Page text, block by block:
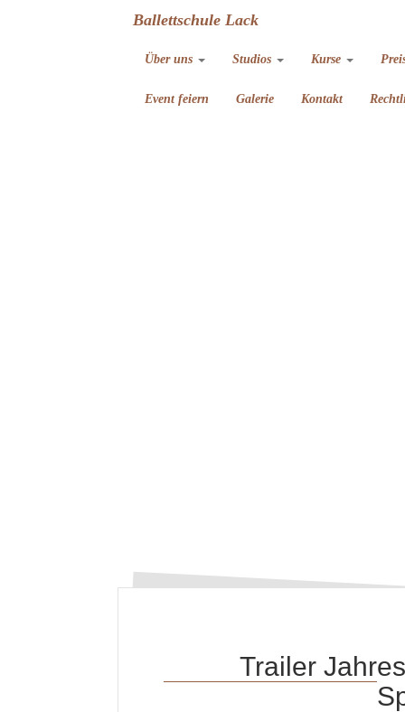
Ballettschule Lack
Über uns Studios Kurse
Event feiern Galerie Kontakt
Trailer